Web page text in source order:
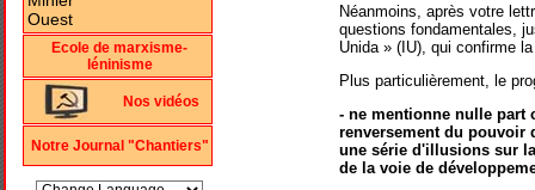
Ecole de marxisme-
léninisme
Nos vidéos
Notre Journal "Chantiers"
Néanmoins, après votre
questions fondamentales,
Unida » (IU), qui confirme
Plus particulièrement, le
- ne mentionne nulle part
renversement du
une série d'illusions sur
de la voie de